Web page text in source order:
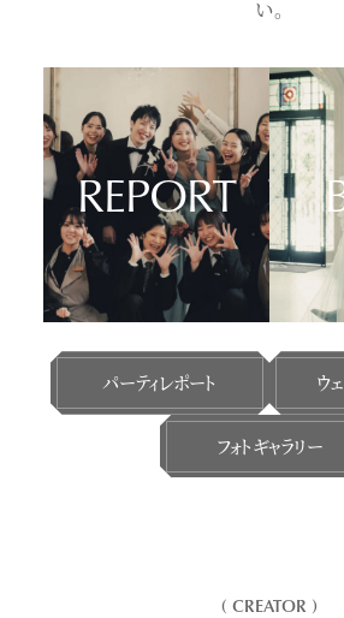
い。
REPORT
パーティレポート ウ
フォトギャラリー
( CREATOR )